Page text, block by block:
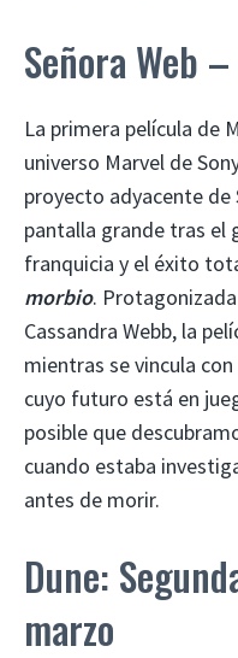
Señora Web
La primera película de
universo Marvel de
proyecto adyacente de
pantalla grande tras el
franquicia y el éxito
morbio.
Cassandra Webb, la
mientras se vincula
cuyo futuro está en
posible que
cuando estaba
antes de morir.
Dune:
marzo